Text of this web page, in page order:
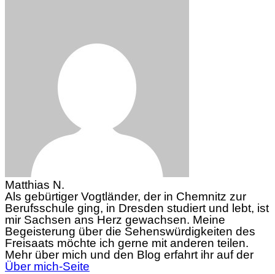
Matthias N.
Als gebürtiger Vogtländer, der in Chemnitz zur
Berufsschule ging, in Dresden studiert und lebt, ist
mir Sachsen ans Herz gewachsen. Meine
Begeisterung über die Sehenswürdigkeiten des
Freisaats möchte ich gerne mit anderen teilen.
Mehr über mich und den Blog erfahrt ihr auf der
Über mich-Seite